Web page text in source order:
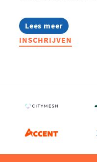
Lees meer
about
Infosessie:
MBA
INSCHRIJVEN